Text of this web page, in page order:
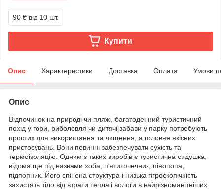
90 ₴ від 10 шт.
Купити
Опис Характеристики Доставка Оплата Умови
Опис
Відпочинок на природі чи пляжі, багатоденний туристичний
похід у гори, риболовля чи дитячі забави у парку потребують
простих для використання та чищення, а головне якісних
пристосувань. Вони повинні забезпечувати сухість та
термоізоляцію. Одним з таких виробів є туристична сидушка,
відома ще під назвами хоба, п'ятиточечник, пінопопа,
підпопник. Його спінена структура і низька гігроскопічність
захистять тіло від втрати тепла і вологи в найрізноманітніших